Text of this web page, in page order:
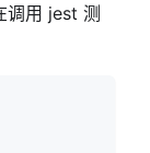
调用 jest 测